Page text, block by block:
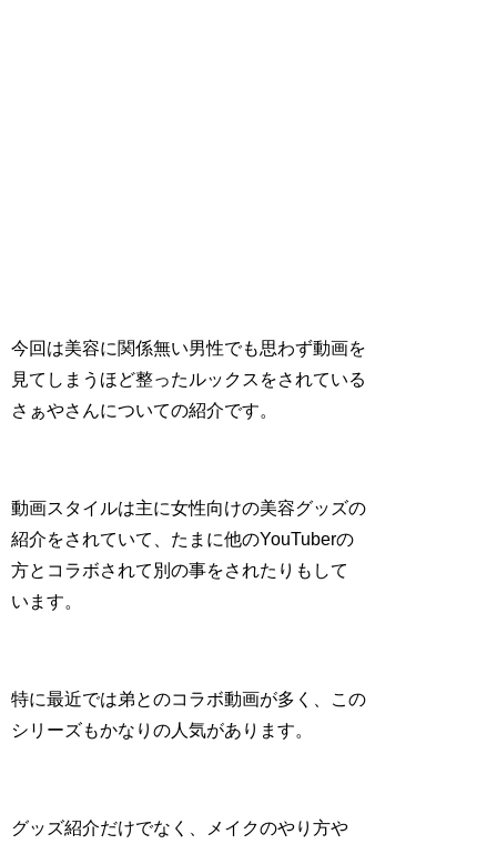
今回は美容に関係無い男性でも思わず動画を
見てしまうほど整ったルックスをされている
さぁやさんについての紹介です。
動画スタイルは主に女性向けの美容グッズの
紹介をされていて、たまに他のYouTuberの
方とコラボされて別の事をされたりもして
います。
特に最近では弟とのコラボ動画が多く、この
シリーズもかなりの人気があります。
グッズ紹介だけでなく、メイクのやり方や